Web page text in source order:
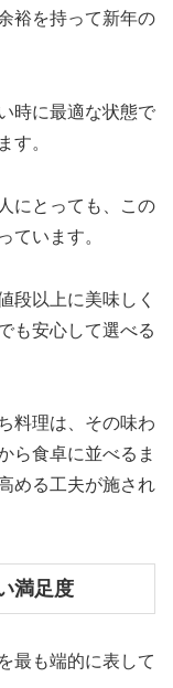
裕を持って新年の
時に最適な状態で
す。
にとっても、この
ています。
段以上に美味しく
も安心して選べる
料理は、その味わ
ら食卓に並べるま
める工夫が施され
満足度
最も端的に表して